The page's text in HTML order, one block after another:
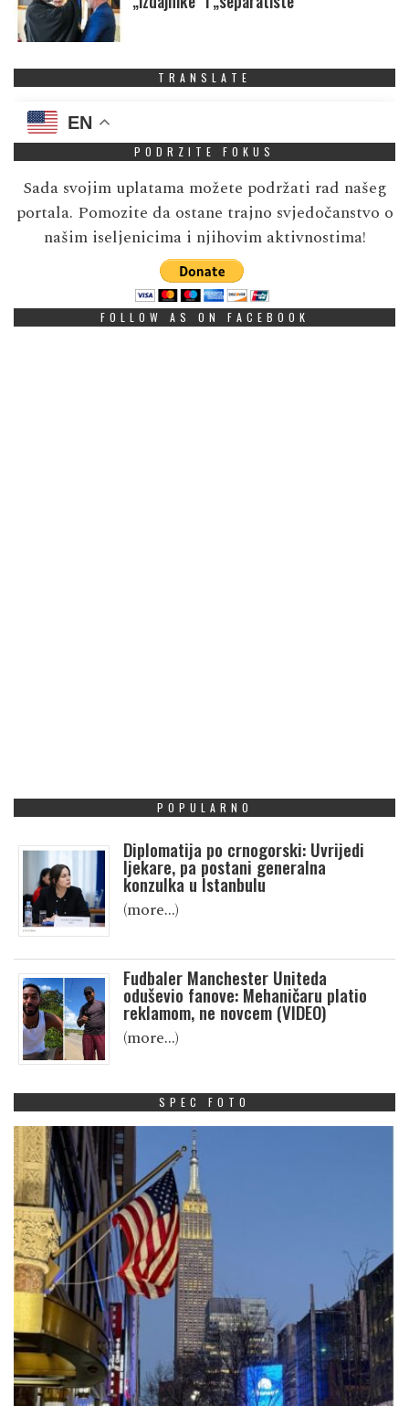
TRANSLATE
EN
PODRZITE FOKUS
Sada svojim uplatama možete podržati rad našeg
portala. Pomozite da ostane trajno svjedočanstvo o
našim iseljenicima i njihovim aktivnostima!
FOLLOW AS ON FACEBOOK
POPULARNO
Diplomatija po crnogorski: Uvrijedi
ljekare, pa postani generalna
konzulka u Istanbulu
(more…)
Fudbaler Manchester Uniteda
oduševio fanove: Mehaničaru platio
reklamom, ne novcem (VIDEO)
(more…)
SPEC FOTO